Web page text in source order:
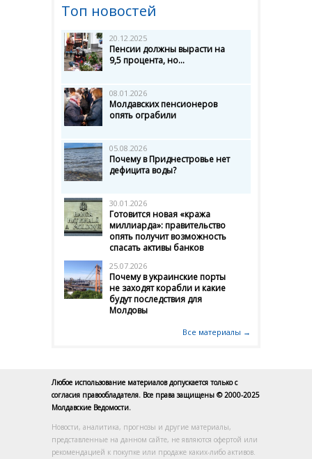
Топ новостей
20.12.2025
Пенсии должны вырасти на
9,5 процента, но...
08.01.2026
Молдавских пенсионеров
опять ограбили
05.08.2026
Почему в Приднестровье нет
дефицита воды?
30.01.2026
Готовится новая «кража
миллиарда»: правительство
опять получит возможность
спасать активы банков
25.07.2026
Почему в украинские порты
не заходят корабли и какие
будут последствия для
Молдовы
Все материалы →
Любое использование материалов допускается только с
согласия правообладателя. Все права защищены © 2000-2025
Молдавские Ведомости.
Новости, аналитика, прогнозы и другие материалы,
представленные на данном сайте, не являются офертой или
рекомендацией к покупке или продаже каких-либо активов.